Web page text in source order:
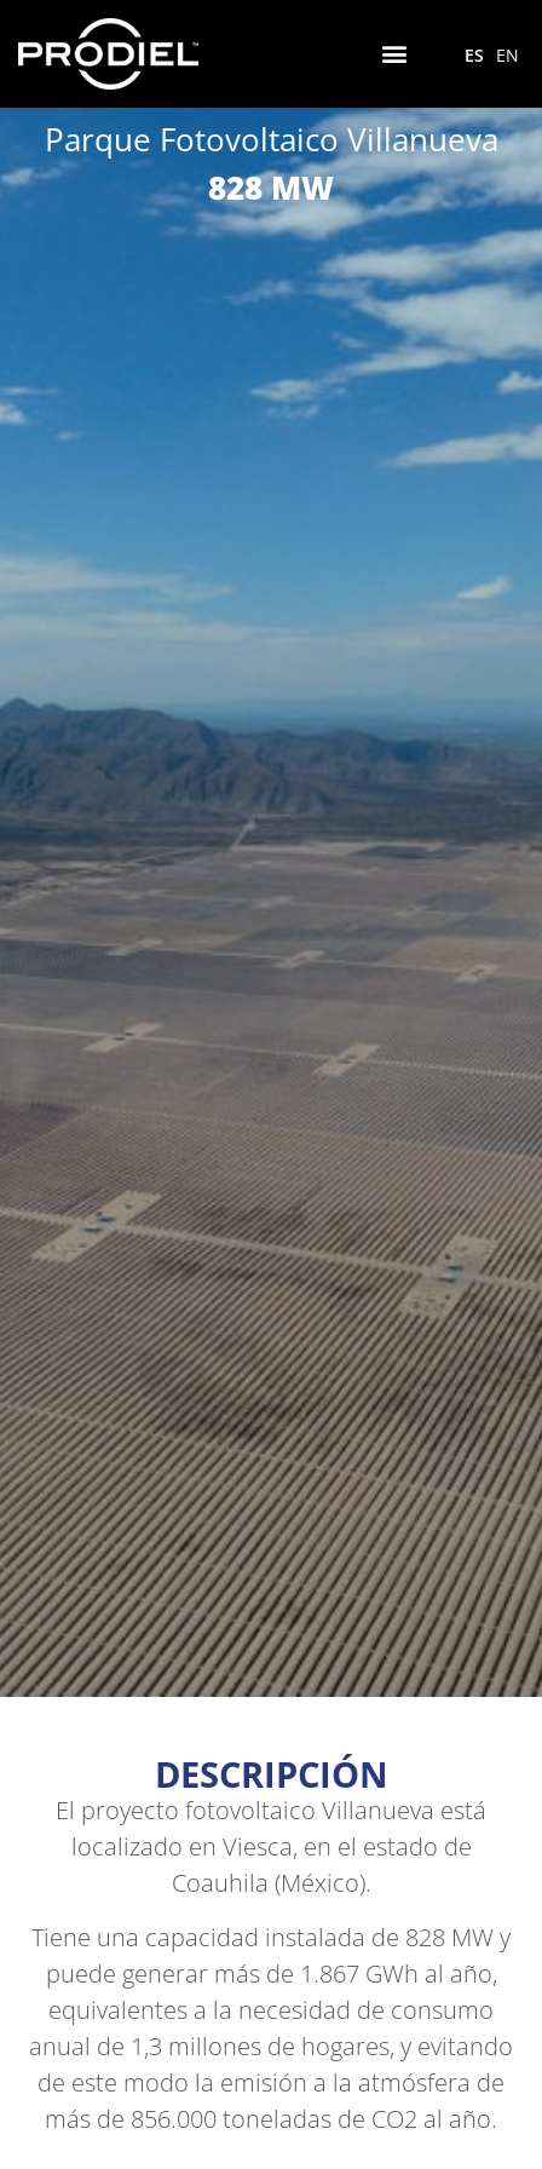
ES EN
Parque Fotovoltaico Villanueva
828 MW
DESCRIPCIÓN
El proyecto fotovoltaico Villanueva está
localizado en Viesca, en el estado de
Coauhila (México).
Tiene una capacidad instalada de 828 MW y
puede generar más de 1.867 GWh al año,
equivalentes a la necesidad de consumo
anual de 1,3 millones de hogares, y evitando
de este modo la emisión a la atmósfera de
más de 856.000 toneladas de CO2 al año.